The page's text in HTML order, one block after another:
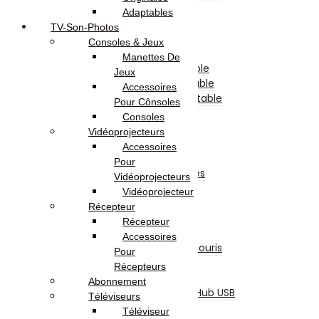
Processeur
Barette Mémoire
Carte Mère
Carte Graphique
Clavier Pour Pc Portable
Batterie Pour Pc Portable
Chargeur Pour Pc Portable
Boite D’alimentation
Boitier
Lecteur & Graveur
Divers
Accessoires et Périphériques
Casque & Écouteur
Sacoche & Sac A Dos
Souris
Claviers
Ensemble Clavier et Souris
Tapis De Souris
Refroidisseur
Lecteur De Cartes & Hub USB
Accessoires Ecran
Adaptables
TV-Son-Photos
Consoles & Jeux
Manettes De
Jeux
Accessoires
Pour Cônsoles
Consoles
Vidéoprojecteurs
Accessoires
Pour
Vidéoprojecteurs
Vidéoprojecteur
Récepteur
Récepteur
Accessoires
Pour
Récepteurs
Abonnement
Téléviseurs
Téléviseur